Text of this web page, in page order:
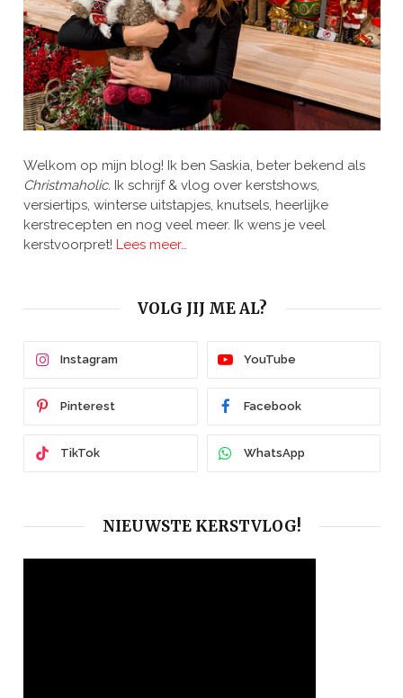
Welkom op mijn blog! Ik ben Saskia, beter bekend als
Christmaholic. Ik schrijf & vlog over kerstshows,
versiertips, winterse uitstapjes, knutsels, heerlijke
kerstrecepten en nog veel meer. Ik wens je veel
kerstvoorpret! Lees meer…
VOLG JIJ ME AL?
Instagram YouTube
Pinterest Facebook
TikTok WhatsApp
NIEUWSTE KERSTVLOG!